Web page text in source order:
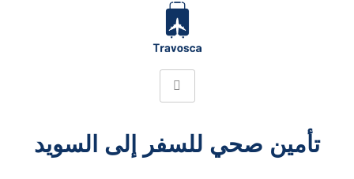
تأمين صحي للسفر إلى السويد